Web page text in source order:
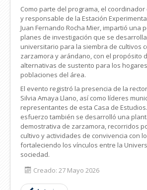
Como parte del programa, el coordinador
y responsable de la Estación
Juan Fernando Rocha Mier, impartió una
planes de investigación que se
universitario para la siembra de cultivos
zarzamora y arándano, con el propósito
alternativas de sustento para los
poblaciones del área.
El evento registró la presencia de la
Silvia Amaya Llano, así como líderes
representantes de esta Casa de
esfuerzo también se desarrolló una
demostrativa de zarzamora, recorridos
cultivo y actividades de convivencia con
fortaleciendo los vínculos entre la
sociedad.
Creado: 27 Mayo 2026